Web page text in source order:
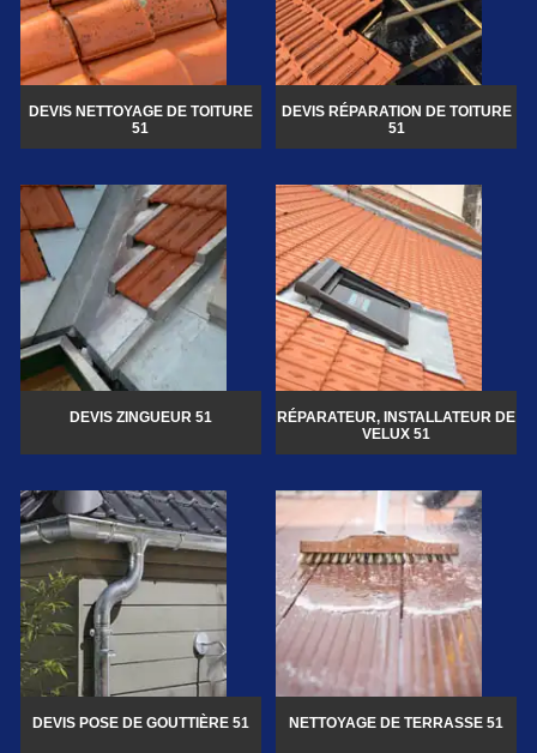
DEVIS NETTOYAGE DE TOITURE
51
DEVIS RÉPARATION DE TOITURE
51
DEVIS ZINGUEUR 51
RÉPARATEUR, INSTALLATEUR DE
VELUX 51
DEVIS POSE DE GOUTTIÈRE 51 NETTOYAGE DE TERRASSE 51